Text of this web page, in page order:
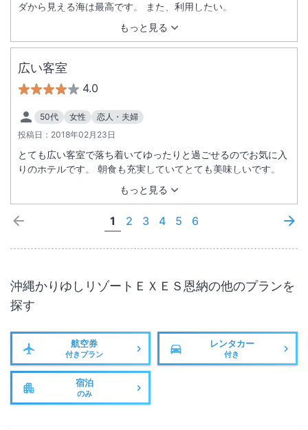
もっと見る
ダから見える海は最高です。 また、利用したい。
広い客室
4.0
50代 女性
恋人・夫婦
投稿日： 2018年02月23日
もっと見る
とても広い客室で落ち着いてゆったりと過ごせるのでお気に入
りのホテルです。 朝食も充実していてとても美味しいです。
1 2 3 4 5 6
沖縄かりゆしリゾートＥＸＥＳ恩納の他のプランを
探す
航空券
付きプラン
レンタカー
付き
宿泊
のみ